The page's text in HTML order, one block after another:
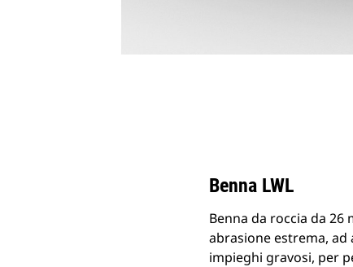
Benna LWL
Benna da roccia da 26
abrasione estrema,
impieghi gravosi, per